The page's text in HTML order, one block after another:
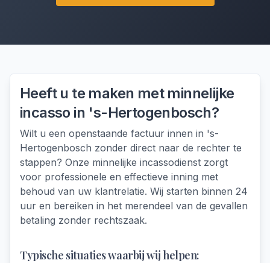
Heeft u te maken met minnelijke
incasso in 's-Hertogenbosch?
Wilt u een openstaande factuur innen in 's-
Hertogenbosch zonder direct naar de rechter te
stappen? Onze minnelijke incassodienst zorgt
voor professionele en effectieve inning met
behoud van uw klantrelatie. Wij starten binnen 24
uur en bereiken in het merendeel van de gevallen
betaling zonder rechtszaak.
Typische situaties waarbij wij helpen: